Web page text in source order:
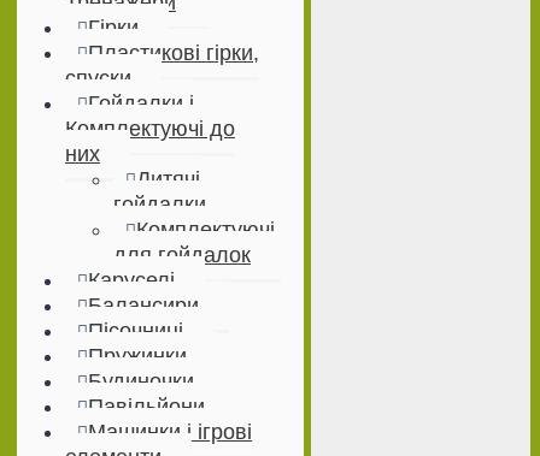
Гірки
Пластикові гірки,
спуски
Гойдалки і
Комплектуючі до
них
Дитячі
гойдалки
Комплектуючі
для гойдалок
Каруселі
Балансири
Пісочниці
Пружинки
Будиночки
Павільйони
Машинки і ігрові